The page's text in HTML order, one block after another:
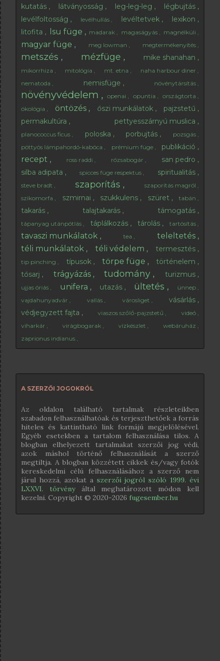
kutatás
látványosság leg-leg-leg
légbujtás
levélfoltosság
levélhullás levéltetvek
lexikon
litofita
lsu füge madarak magaságyás magnélküli
magyar füge meg lowman megtermékenyítés
metszés mézfüge mike shanahan
mikorrhiza mitológia mt. etna
naha harbour diner
nematoda
nemisfüge növénytársítás
növényvédelem openai opuntia
országtorta
ökológia
öntözés őszi munkálatok
pajzstetű
permakultúra
pettyesszárnyú muslica
planococcus ficus poloska porbujtás
pozsgás
pöttyös lámpahordó-kabóca
prémium füge publikáció
recept ross raddi rózsabogár
san pedro
silba adipata
spicces füge respektus spiritualitás
steve bradt szaporítás
szaporítás magról
szikomorfa
szmirnai szukkulens szüret tabán
takarás talajtakarás támogatás
tápanyag utánpótlás táplálkozás tárolás tartósítás
tavaszi munkálatok tea
teleltetés
téli munkálatok
téli védelem termesztés
tip pinching típusok törpe füge
történelem
tősarj
trágyázás tudomány turizmus
ujjas óriás unifera utazás ültetés
ünnep
vajdahunyadvár
vallás városliget
vásárlás
védjegyzett fajta
viaszos szőlő-pajzstetű
videó
viharkár
virágbogarak vízkészlet
webáruház
zaprionus indianus
A SZERZŐI JOGOKRÓL
Az oldalon található tartalmak részleteikben
szabadon felhasználhatóak és terjeszthetőek a forrás
hiteles és kattintható link formájú megjelölésével.
Egyéb esetekben a tartalom felhasználása tilos. A
blogban elhelyezett tartalmakat szerzői jog védi,
azok máshol történő felhasználását a szerző
megtiltja. A blogban közzétett cikkek és/vagy fotók
kereskedelmi célú felhasználásához a szerző nem
járul hozzá, azokat a szerzői jogról szóló 1999. évi
LXXVI. törvényáltal meghatározott módon kell
kezelni. Copyright © 2020-2026 fugesember.hu